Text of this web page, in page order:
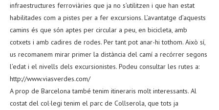
infraestructures ferroviàries que ja no s’utilitzen i que han estat
habilitades com a pistes per a fer excursions. L’avantatge d’aquests
camins és que són aptes per circular a peu, en bicicleta, amb
cotxets i amb cadires de rodes. Per tant pot anar-hi tothom. Això sí,
us recomanem mirar primer la distància del camí a recórrer segons
l’edat i el nivells dels excursionistes. Podeu consultar les rutes a:
http://www.viasverdes.com/
A prop de Barcelona també tenim itineraris molt interessants. Al
costat del col·legi tenim el parc de Collserola, que tots ja